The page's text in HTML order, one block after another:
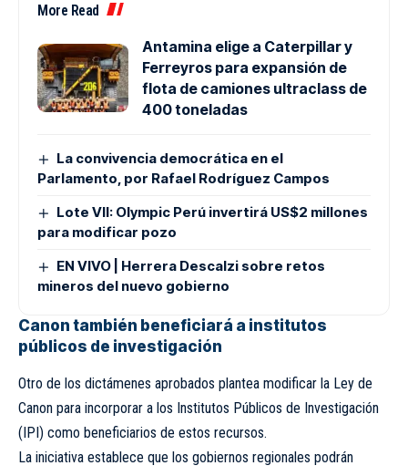
More Read
Antamina elige a Caterpillar y
Ferreyros para expansión de
flota de camiones ultraclass de
400 toneladas
La convivencia democrática en el
Parlamento, por Rafael Rodríguez Campos
Lote VII: Olympic Perú invertirá US$2 millones
para modificar pozo
EN VIVO | Herrera Descalzi sobre retos
mineros del nuevo gobierno
Canon también beneficiará a institutos
públicos de investigación
Otro de los dictámenes aprobados plantea modificar la Ley de
Canon para incorporar a los Institutos Públicos de Investigación
(IPI) como beneficiarios de estos recursos.
La iniciativa establece que los gobiernos regionales podrán